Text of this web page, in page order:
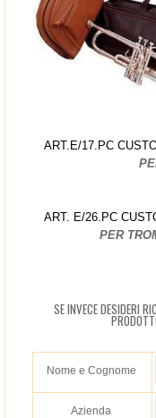
ART.E/17.PC
ART. E/26.PC
PER
SE INVECE DESIDERI
Nome e Cognome
Azienda